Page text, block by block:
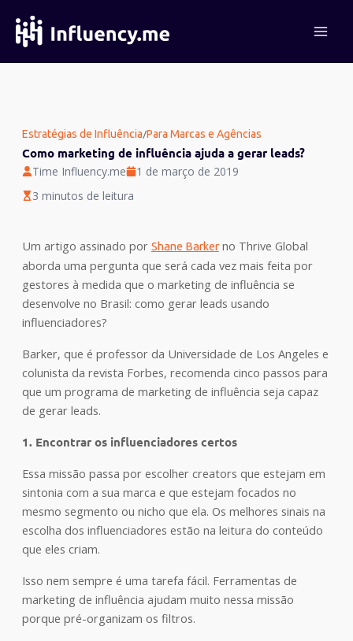
para
conteúdo
Estratégias de Influência/Para Marcas e Agências
Como marketing de influência ajuda a gerar leads?
Time Influency.me
1 de março de 2019
3 minutos de leitura
Um artigo assinado por Shane Barkerno Thrive Global
aborda uma pergunta que será cada vez mais feita por
gestores à medida que o marketing de influência se
desenvolve no Brasil: como gerar leads usando
influenciadores?
Barker, que é professor da Universidade de Los Angeles e
colunista da revista Forbes, recomenda cinco passos para
que um programa de marketing de influência seja capaz
de gerar leads.
1. Encontrar os influenciadores certos
Essa missão passa por escolher creators que estejam em
sintonia com a sua marca e que estejam focados no
mesmo segmento ou nicho que ela. Os melhores sinais na
escolha dos influenciadores estão na leitura do conteúdo
que eles criam.
Isso nem sempre é uma tarefa fácil. Ferramentas de
marketing de influência ajudam muito nessa missão
porque pré-organizam os filtros.